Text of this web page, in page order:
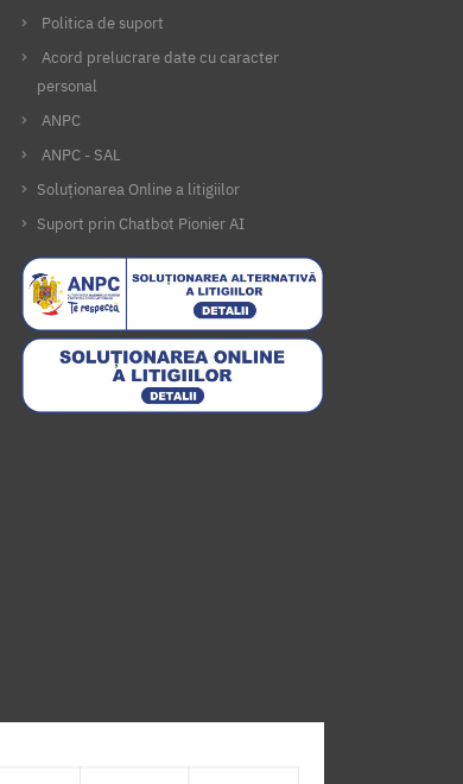
Politica de suport
Acord prelucrare date cu caracter
personal
ANPC
ANPC - SAL
Soluționarea Online a litigiilor
Suport prin Chatbot Pionier AI